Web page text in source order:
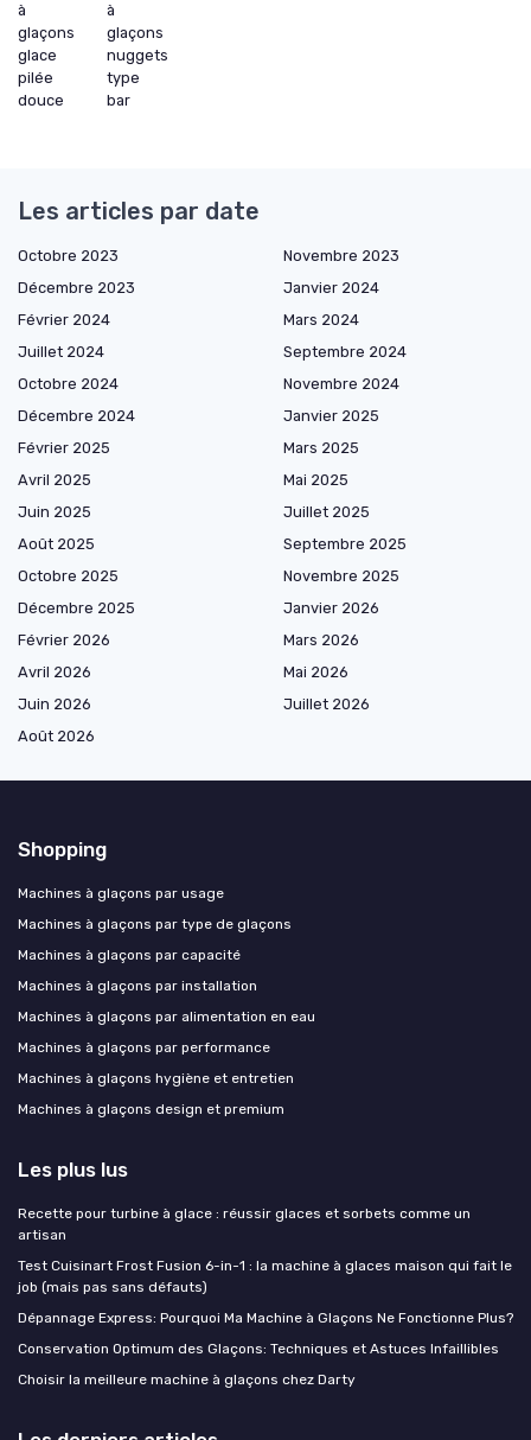
à
glaçons
glace
pilée
douce
à
glaçons
nuggets
type
bar
Les articles par date
Octobre 2023
Novembre 2023
Décembre 2023
Janvier 2024
Février 2024
Mars 2024
Juillet 2024
Septembre 2024
Octobre 2024
Novembre 2024
Décembre 2024
Janvier 2025
Février 2025
Mars 2025
Avril 2025
Mai 2025
Juin 2025
Juillet 2025
Août 2025
Septembre 2025
Octobre 2025
Novembre 2025
Décembre 2025
Janvier 2026
Février 2026
Mars 2026
Avril 2026
Mai 2026
Juin 2026
Juillet 2026
Août 2026
Shopping
Machines à glaçons par usage
Machines à glaçons par type de glaçons
Machines à glaçons par capacité
Machines à glaçons par installation
Machines à glaçons par alimentation en eau
Machines à glaçons par performance
Machines à glaçons hygiène et entretien
Machines à glaçons design et premium
Les plus lus
Recette pour turbine à glace : réussir glaces et sorbets comme un
artisan
Test Cuisinart Frost Fusion 6-in-1 : la machine à glaces maison qui fait le
job (mais pas sans défauts)
Dépannage Express: Pourquoi Ma Machine à Glaçons Ne Fonctionne Plus?
Conservation Optimum des Glaçons: Techniques et Astuces Infaillibles
Choisir la meilleure machine à glaçons chez Darty